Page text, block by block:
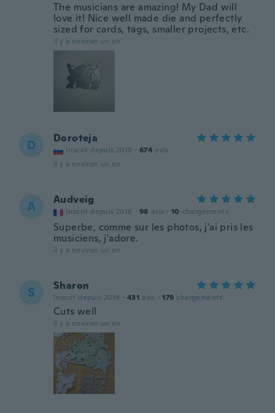
The musicians are amazing! My Dad will
love it! Nice well made die and perfectly
sized for cards, tags, smaller projects, etc.
il y a environ un an
D Doroteja
Inscrit depuis 2018 · 674 avis
il y a environ un an
A Audveig
Inscrit depuis 2018 · 98 avis · 10 chargements
Superbe, comme sur les photos, j'ai pris les
musiciens, j'adore.
il y a environ un an
S Sharon
Inscrit depuis 2019 · 431 avis · 179 chargements
Cuts well
il y a environ un an